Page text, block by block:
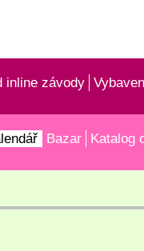
inline závody
Bazar Katalog